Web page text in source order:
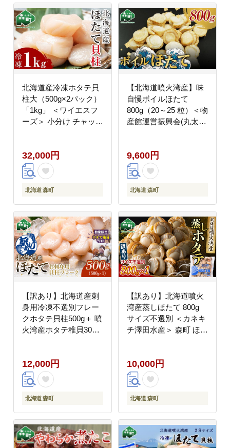
北海道産冷凍ホタテ貝
柱大（500g×2パック）
「1kg」 ＜ワイエスフ
ーズ＞ 小分け チャック
魚介類 貝 ふるさと納税
北海道 訳あり mr1-
1282
32,000円
北海道 森町
【北海道噴火湾産】味
自慢ボイルほたて
800g（20～25 粒）＜物
産館運営振興会(丸太水
海産物 魚貝類 ふるさと
納税 北海道 mr1-1320
9,600円
北海道 森町
【訳あり】北海道産刺
身用冷凍不選別フレー
クホタテ貝柱500g＋ 噴
火湾産ホタテ稚貝300g
たて 帆立 ホタテ 海産
物 魚貝類 おつまみ 海
鮮丼 魚介類 貝柱 ふる
さと納税 北海道 訳あり
12,000円
北海道 森町
【訳あり】北海道噴火
湾産蒸しほたて 800g
サイズ不選別 ＜カネキ
チ澤田水産＞ 森町 ほた
海道 mr1-0927
10,000円
北海道 森町